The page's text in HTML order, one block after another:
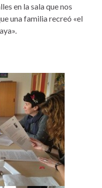
en la sala que nos
una familia recreó «el